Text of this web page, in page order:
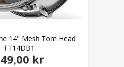
14" Mesh Tom Head
TT14DB1
kr